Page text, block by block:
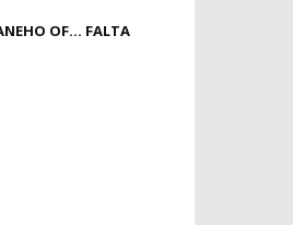
OF… FALTA